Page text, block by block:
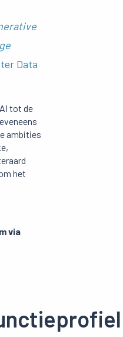
Data
tot de
ambities
het
via